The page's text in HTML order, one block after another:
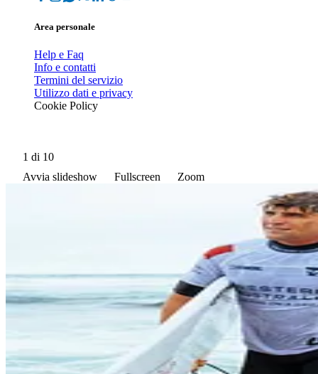
Area personale
Help e Faq
Info e contatti
Termini del servizio
Utilizzo dati e privacy
Cookie Policy
1 di 10
Avvia slideshow
Fullscreen Zoom